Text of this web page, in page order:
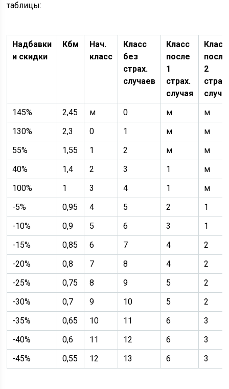
таблицы:
Надбавки
и скидки
Кбм
Нач.
класс
Класс
без
страх.
случаев
Класс
после
1
страх.
случая
Класс
после
2
страх.
145%
2,45 м 0 м
м
130%
2,3 0 1 м
м
55%
1,55 1 2 м
м
40%
1,4 2 3 1
м
100%
1 3 4 1
м
-5%
0,95 4 5 2
1
-10%
0,9 5 6 3
1
-15%
0,85 6 7 4
2
-20%
0,8 7 8 4
2
-25%
0,75 8 9 5
2
-30%
0,7 9 10 5
2
-35%
0,65 10 11 6
3
-40%
0,6 11 12 6
3
-45%
0,55 12 13 6 3